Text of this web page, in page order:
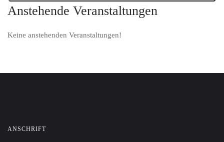
Anstehende Veranstaltungen
Keine anstehenden Veranstaltungen!
ANSCHRIFT